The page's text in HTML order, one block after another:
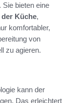
bieten eine
Küche,
komfortabler,
von
zu agieren.
kann der
Das erleichtert